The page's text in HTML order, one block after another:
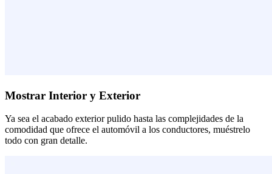
Mostrar Interior y Exterior
Ya sea el acabado exterior pulido hasta las complejidades de la
comodidad que ofrece el automóvil a los conductores, muéstrelo
todo con gran detalle.